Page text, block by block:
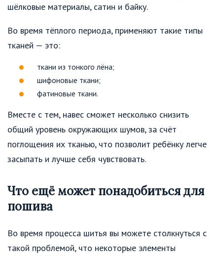
шёлковые материалы, сатин и байку.
Во время тёплого периода, применяют такие типы
тканей — это:
ткани из тонкого лёна;
шифоновые ткани;
фатиновые ткани.
Вместе с тем, навес сможет несколько снизить
общий уровень окружающих шумов, за счёт
поглощения их тканью, что позволит ребёнку легче
засыпать и лучше себя чувствовать.
Что ещё может понадобиться для
пошива
Во время процесса шитья вы можете столкнуться с
такой проблемой, что некоторые элементы